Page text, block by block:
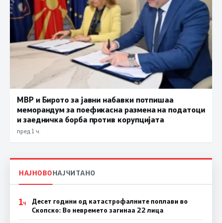
МВР и Бирото за јавни набавки потпишаа
меморандум за поефикасна размена на податоци
и заедничка борба против корупцијата
пред 1 ч.
НАЈНОВОНАЈЧИТАНО
1Ч
Десет години од катастрофалните поплави во
Скопско: Во невремето загинаа 22 лица